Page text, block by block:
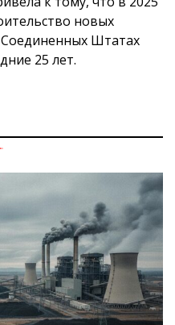
новых
Соединенных Штатах
25 лет.